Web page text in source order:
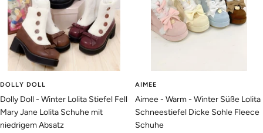
DOLLY DOLL
Dolly Doll - Winter Lolita Stiefel Fell
Mary Jane Lolita Schuhe mit
niedrigem Absatz
AIMEE
Aimee - Warm - Winter Süße Lolita
Schneestiefel Dicke Sohle Fleece
Schuhe